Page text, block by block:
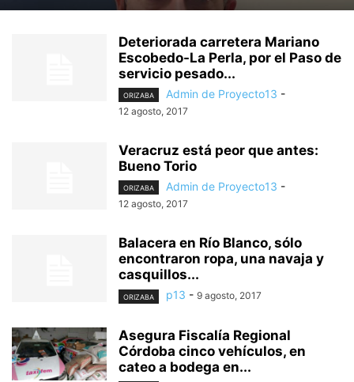
Deteriorada carretera Mariano
Escobedo-La Perla, por el Paso de
servicio pesado...
ORIZABA Admin de Proyecto13 -
12 agosto, 2017
Veracruz está peor que antes:
Bueno Torio
ORIZABA Admin de Proyecto13 -
12 agosto, 2017
Balacera en Río Blanco, sólo
encontraron ropa, una navaja y
casquillos...
ORIZABA p13 - 9 agosto, 2017
Asegura Fiscalía Regional
Córdoba cinco vehículos, en
cateo a bodega en...